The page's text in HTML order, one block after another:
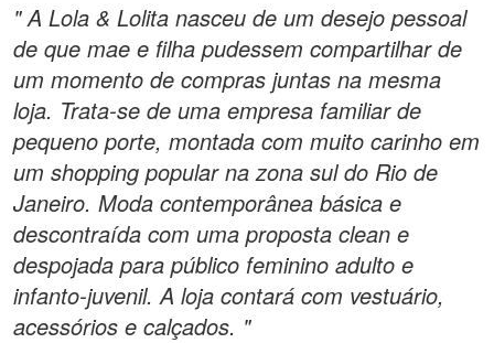
" A Lola & Lolita nasceu de um desejo pessoal
de que mae e filha pudessem compartilhar de
um momento de compras juntas na mesma
loja. Trata-se de uma empresa familiar de
pequeno porte, montada com muito carinho em
um shopping popular na zona sul do Rio de
Janeiro. Moda contemporânea básica e
descontraída com uma proposta clean e
despojada para público feminino adulto e
infanto-juvenil. A loja contará com vestuário,
acessórios e calçados. "